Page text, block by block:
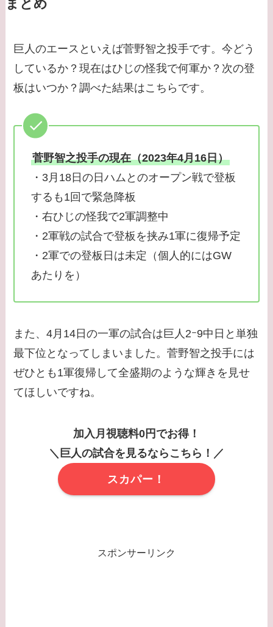
まとめ
巨人のエースといえば菅野智之投手です。今どう
しているか？現在はひじの怪我で何軍か？次の登
板はいつか？調べた結果はこちらです。
菅野智之投手の現在（2023年4月16日）
・3月18日の日ハムとのオープン戦で登板
するも1回で緊急降板
・右ひじの怪我で2軍調整中
・2軍戦の試合で登板を挟み1軍に復帰予定
・2軍での登板日は未定（個人的にはGW
あたりを）
また、4月14日の一軍の試合は巨人2ｰ9中日と単独
最下位となってしまいました。菅野智之投手には
ぜひとも1軍復帰して全盛期のような輝きを見せ
てほしいですね。
加入月視聴料0円でお得！
＼巨人の試合を見るならこちら！／
スカパー！
スポンサーリンク